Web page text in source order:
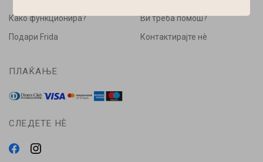
Како функционира?
Подари Frida
Ви треба помош?
Контактирајте нè
ПЛАЌАЊЕ
СЛЕДЕТЕ НÈ